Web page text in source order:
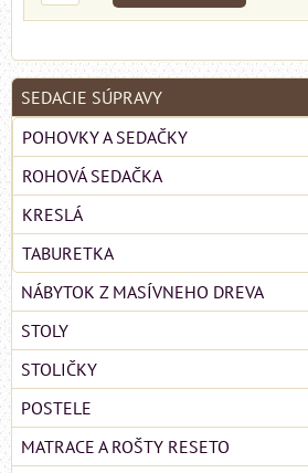
SEDACIE SÚPRAVY
POHOVKY A SEDAČKY
ROHOVÁ SEDAČKA
KRESLÁ
TABURETKA
NÁBYTOK Z MASÍVNEHO DREVA
STOLY
STOLIČKY
POSTELE
MATRACE A ROŠTY RESETO